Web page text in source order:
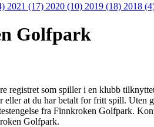
2021 (17) 2020 (10) 2019 (18) 2018
Golfpark
registret som spiller i en klubb
at du har betalt for fritt spill. Uten
fra Finnkroken Golfpark.
Golfpark.